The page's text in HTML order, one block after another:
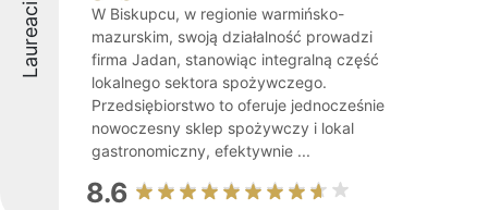
Laureaci
W Biskupcu, w regionie warmińsko-
mazurskim, swoją działalność prowadzi
firma Jadan, stanowiąc integralną część
lokalnego sektora spożywczego.
Przedsiębiorstwo to oferuje jednocześnie
nowoczesny sklep spożywczy i lokal
gastronomiczny, efektywnie ...
8.6